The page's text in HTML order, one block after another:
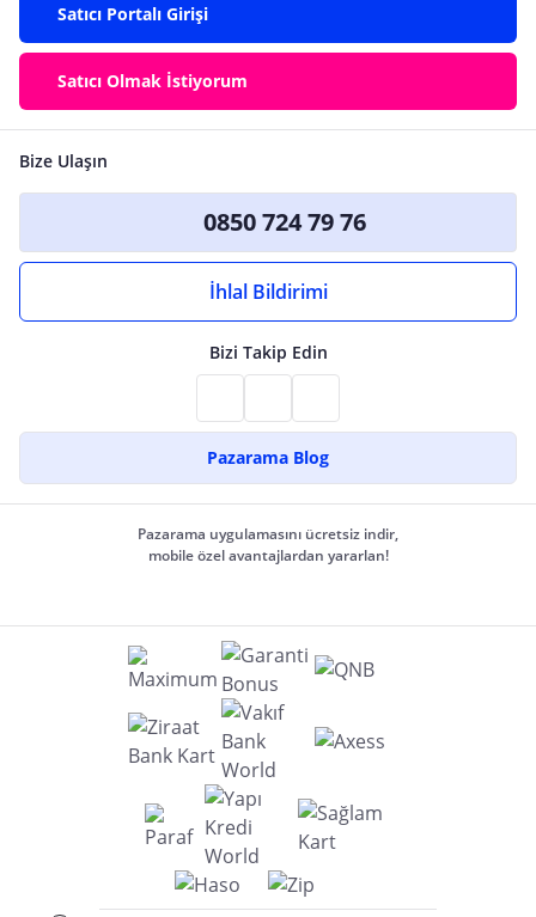
Satıcı Portalı Girişi
Satıcı Olmak İstiyorum
Bize Ulaşın
0850 724 79 76
İhlal Bildirimi
Bizi Takip Edin
Pazarama Blog
Pazarama uygulamasını ücretsiz indir,
mobile özel avantajlardan yararlan!